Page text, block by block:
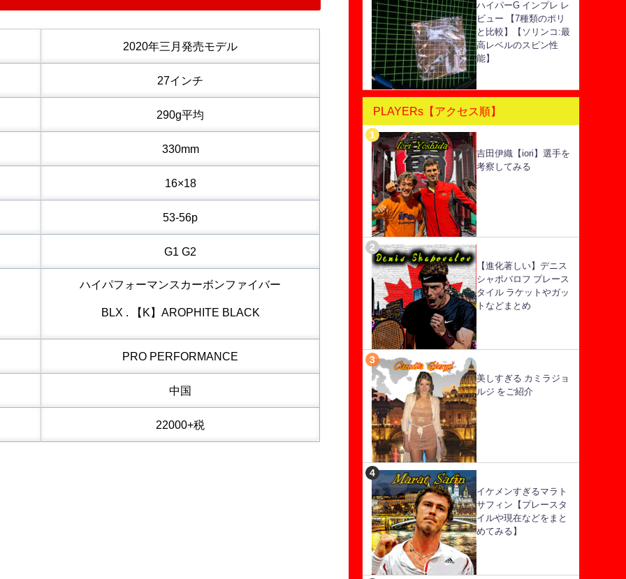
2020年三月発売モデル
27インチ
290g平均
330mm
16×18
53-56p
G1 G2
ハイパフォーマンスカーボンファイバー
BLX . 【K】AROPHITE BLACK
PRO PERFORMANCE
中国
22000+税
ハイパーG インプレ レ
ビュー 【7種類のポリ
と比較】【ソリンコ:最
高レベルのスピン性
能】
PLAYERs【アクセス順】
吉田伊織【iori】選手を
考察してみる
【進化著しい】デニス
シャポバロフ プレース
タイル ラケットやガッ
トなどまとめ
美しすぎる カミラジョ
ルジ をご紹介
イケメンすぎるマラト
サフィン【プレースタ
イルや現在などをまと
めてみる】